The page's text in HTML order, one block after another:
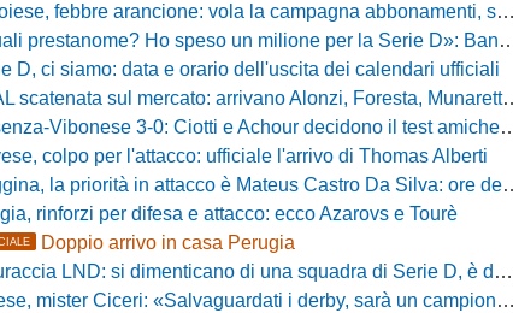
febbre arancione: vola la campagna abbonamenti, superata quota 750 tessere
Ho speso un milione per la Serie D»: Bandecchi rompe il silenzio sul futuro della Ternana
D, ci siamo: data e orario dell'uscita dei calendari ufficiali
scatenata sul mercato: arrivano Alonzi, Foresta, Munaretto e Tobia
Vibonese 3-0: Ciotti e Achour decidono il test amichevole di Lorica
colpo per l'attacco: ufficiale l'arrivo di Thomas Alberti
la priorità in attacco è Mateus Castro Da Silva: ore decisive per la fumata bianca
rinforzi per difesa e attacco: ecco Azarovs e Tourè
Doppio arrivo in casa Perugia
LND: si dimenticano di una squadra di Serie D, è da rifare il programma Coppa Italia
mister Ciceri: «Salvaguardati i derby, sarà un campionato avvincente»